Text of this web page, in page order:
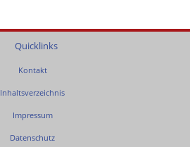
Quicklinks
Kontakt
Inhaltsverzeichnis
Impressum
Datenschutz